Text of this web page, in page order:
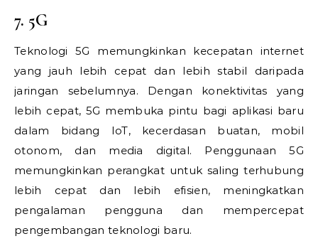
7. 5G
Teknologi 5G memungkinkan kecepatan internet
yang jauh lebih cepat dan lebih stabil daripada
jaringan sebelumnya. Dengan konektivitas yang
lebih cepat, 5G membuka pintu bagi aplikasi baru
dalam bidang IoT, kecerdasan buatan, mobil
otonom, dan media digital. Penggunaan 5G
memungkinkan perangkat untuk saling terhubung
lebih cepat dan lebih efisien, meningkatkan
pengalaman pengguna dan mempercepat
pengembangan teknologi baru.